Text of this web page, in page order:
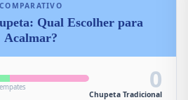
COMPARATIVO
Qual Escolher para
Acalmar?
0
Chupeta Tradicional